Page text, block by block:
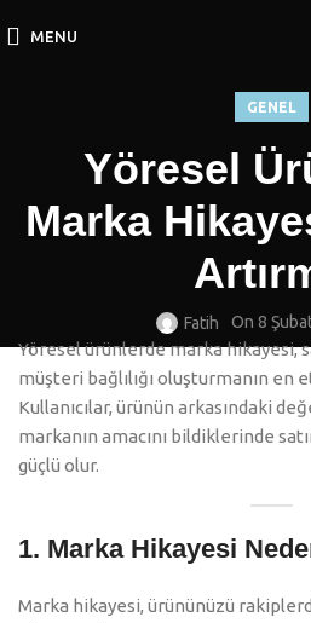
MENU
GENEL
Yöresel
Marka
Fatih On 8
Yöresel ürünlerde marka hikayesi,
müşteri bağlılığı oluşturmanın en
Kullanıcılar, ürünün arkasındaki
markanın amacını bildiklerinde
güçlü olur.
1. Marka Hikayesi
Marka hikayesi, ürününüzü